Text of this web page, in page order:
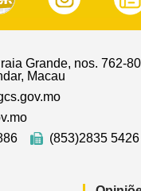
Grande, nos. 762-
Macau
(853)2835 5426